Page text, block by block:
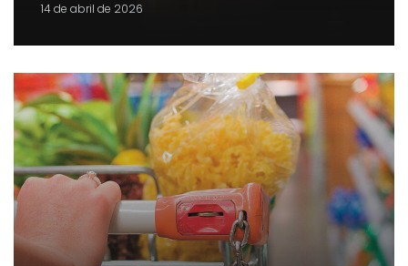
14 de abril de 2026